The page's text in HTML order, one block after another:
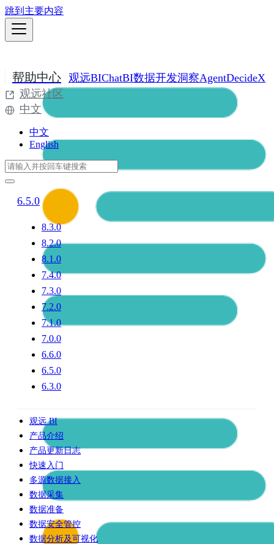
跳到主要内容
帮助中心 观远BIChatBI数据开发洞察AgentDecideX
观远社区
中文
中文
English
6.5.0
8.3.0
8.2.0
8.1.0
7.4.0
7.3.0
7.2.0
7.1.0
7.0.0
6.6.0
6.5.0
6.3.0
观远 BI
产品介绍
产品更新日志
快速入门
多源数据接入
数据采集
数据准备
数据安全管控
数据分析及可视化